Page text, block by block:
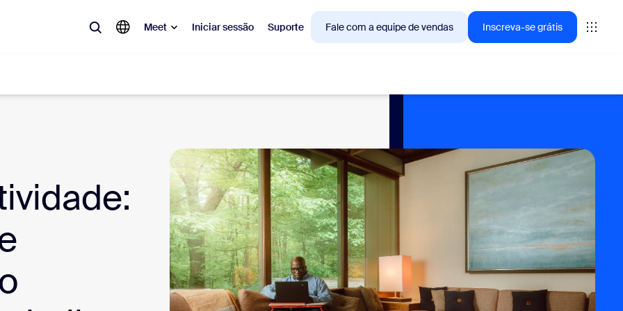
Meet Iniciar sessão Suporte Fale com a equipe de vendas Inscreva-se grátis
em alta, a tendência do momento, o que está gerando repercussão — as soluções que os clientes Zoom estão buscando no
Meetings
Rooms
Canvas
Insights de CX